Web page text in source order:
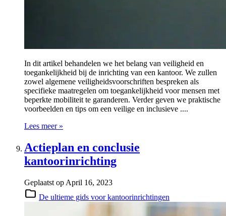
In dit artikel behandelen we het belang van veiligheid en
toegankelijkheid bij de inrichting van een kantoor. We zullen
zowel algemene veiligheidsvoorschriften bespreken als
specifieke maatregelen om toegankelijkheid voor mensen met
beperkte mobiliteit te garanderen. Verder geven we praktische
voorbeelden en tips om een veilige en inclusieve ....
Lees meer »
Actieplan en conclusie
kantoorinrichting
Geplaatst op April 16, 2023
De ultieme gids voor kantoorinrichtingen